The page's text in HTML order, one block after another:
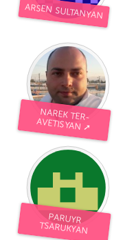
ARSEN SULTANYAN
NAREK TER-
AVETISYAN ➚
PARUYR
TSARUKYAN